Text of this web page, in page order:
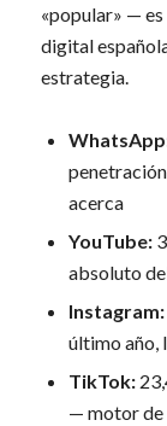
«popular» —
digital
estrategia.
acerca
YouTube:
absoluto
Instagram:
último año,
TikTok:
— motor de